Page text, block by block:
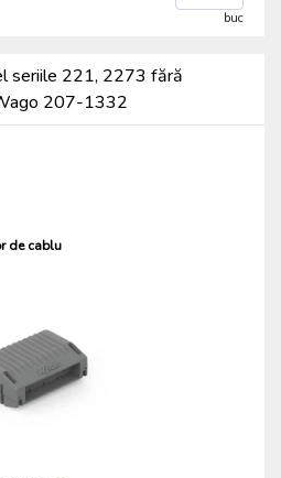
buc
seriile 221, 2273 fără
207-1332
de cablu